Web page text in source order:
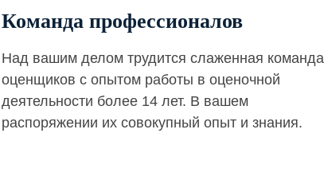
Команда профессионалов
Над вашим делом трудится слаженная команда
оценщиков с опытом работы в оценочной
деятельности более 14 лет. В вашем
распоряжении их совокупный опыт и знания.